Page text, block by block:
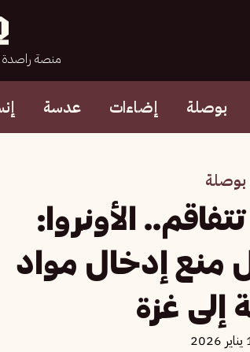
منصة راصدة
بوصلة إضاءات عدسة
بوصلة
الأونروا:
منع إدخال مواد
إلى غزة